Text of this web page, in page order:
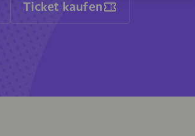
Ticket kaufen